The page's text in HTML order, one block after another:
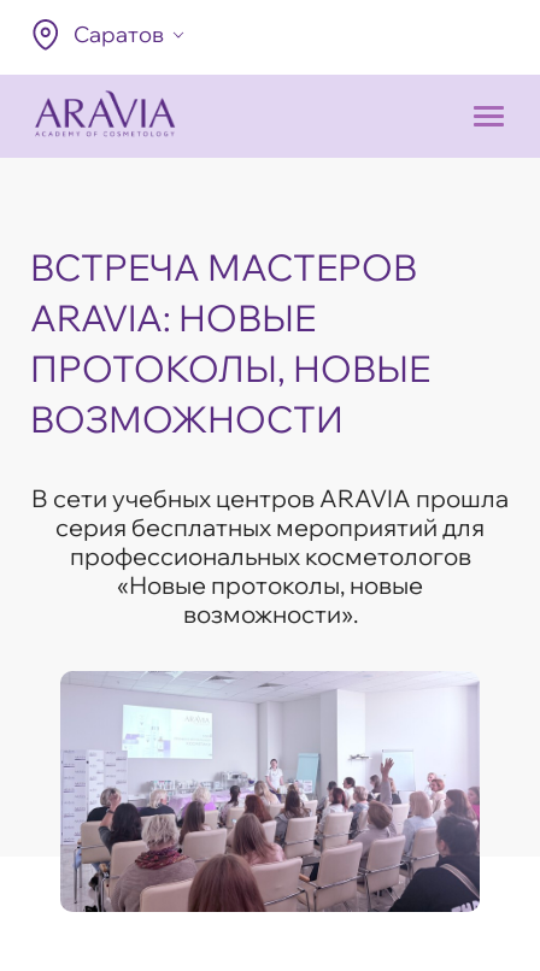
Саратов
ВСТРЕЧА МАСТЕРОВ
ARAVIA: НОВЫЕ
ПРОТОКОЛЫ, НОВЫЕ
ВОЗМОЖНОСТИ
В сети учебных центров ARAVIA прошла
серия бесплатных мероприятий для
профессиональных косметологов
«Новые протоколы, новые
возможности».